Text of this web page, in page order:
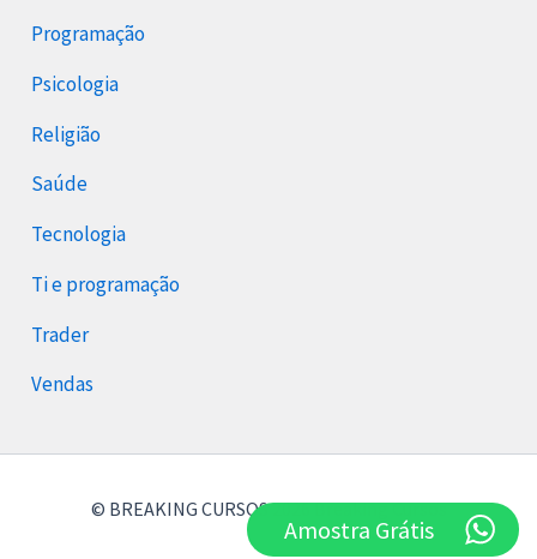
Programação
Psicologia
Religião
Saúde
Tecnologia
Ti e programação
Trader
Vendas
© BREAKING CURSOS 2026 Breaking Cursos
Amostra Grátis